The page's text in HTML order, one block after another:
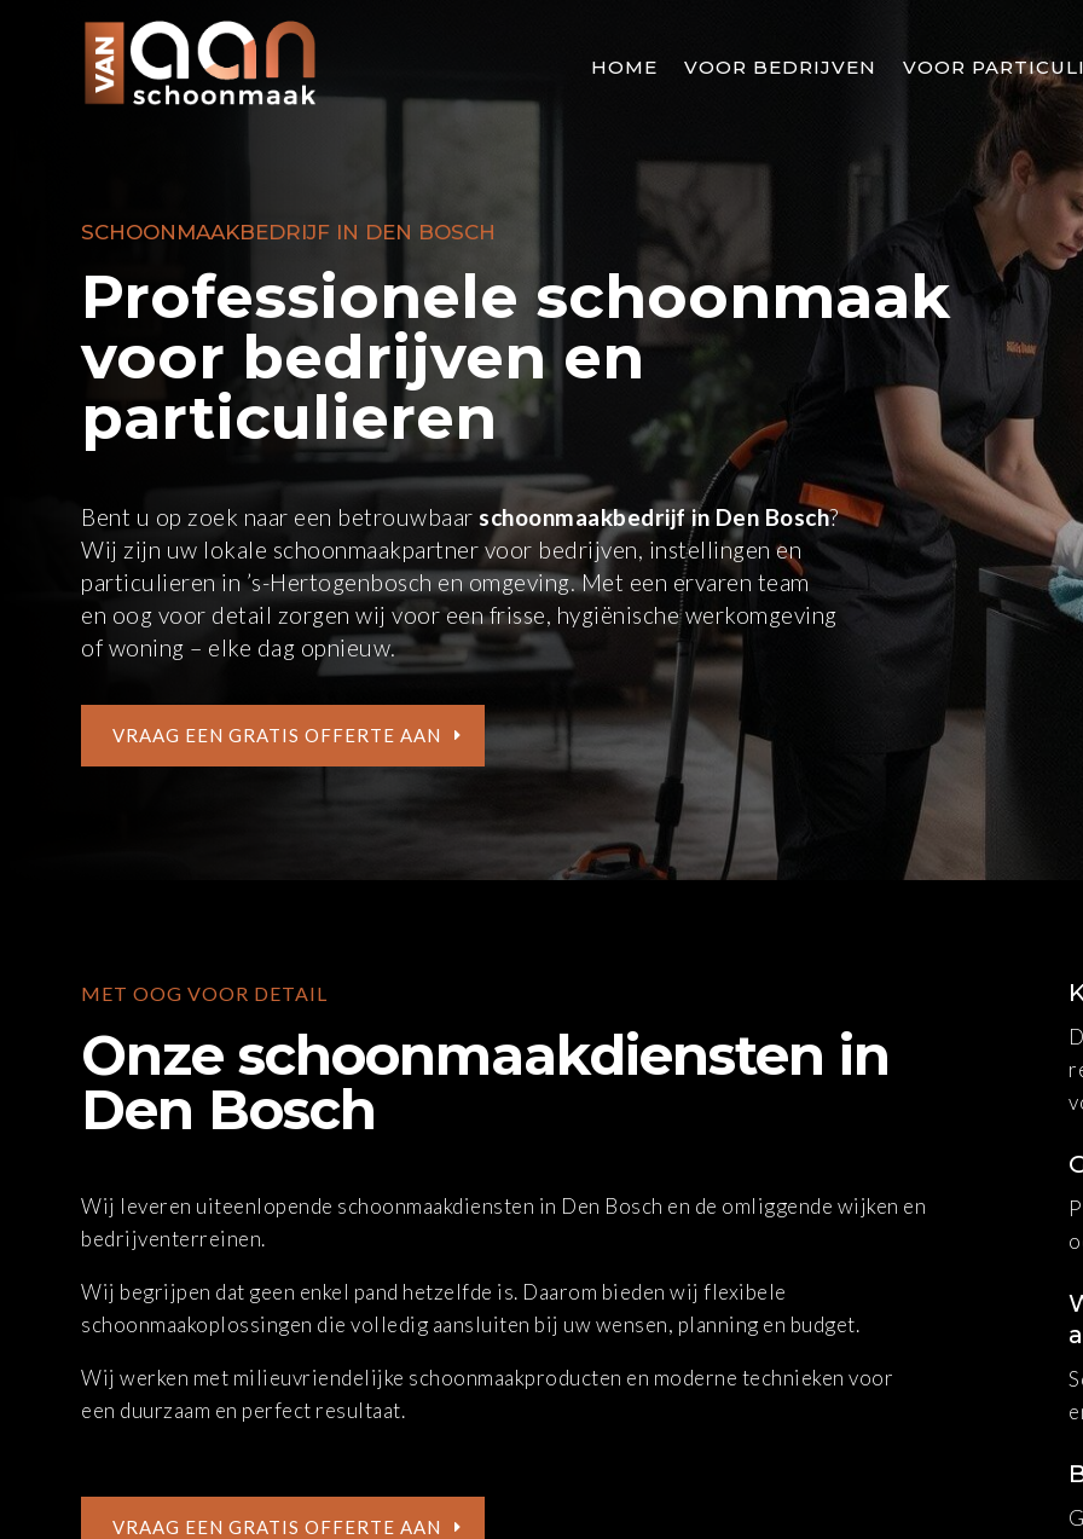
HOME VOOR BEDRIJVEN VOOR
SCHOONMAAKBEDRIJF IN DEN BOSCH
Professionele schoonmaak
voor bedrijven en
particulieren
Bent u op zoek naar een betrouwbaarschoonmaakbedrijf in Den Bosch?
Wij zijn uw lokale schoonmaakpartner voor bedrijven, instellingen en
particulieren in ’s-Hertogenbosch en omgeving. Met een ervaren team
en oog voor detail zorgen wij voor een frisse, hygiënische werkomgeving
of woning – elke dag opnieuw.
VRAAG EEN GRATIS OFFERTE AAN
MET OOG VOOR DETAIL
Onze schoonmaakdiensten in
Den Bosch
Wij leveren uiteenlopende schoonmaakdiensten in Den Bosch en de omliggende wijken en
bedrijventerreinen.
Wij begrijpen dat geen enkel pand hetzelfde is. Daarom bieden wij flexibele
schoonmaakoplossingen die volledig aansluiten bij uw wensen, planning en budget.
Wij werken met milieuvriendelijke schoonmaakproducten en moderne technieken voor
een duurzaam en perfect resultaat.
VRAAG EEN GRATIS OFFERTE AAN